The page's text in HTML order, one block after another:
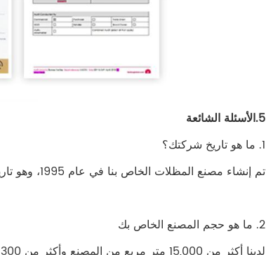
5.الأسئلة الشائعة
1. ما هو تاريخ شركتك؟
تم إنشاء مصنع المظلات الخاص بنا في عام 1995، وهو تاريخ عمره 25 عامًا.
2. ما هو حجم المصنع الخاص بك